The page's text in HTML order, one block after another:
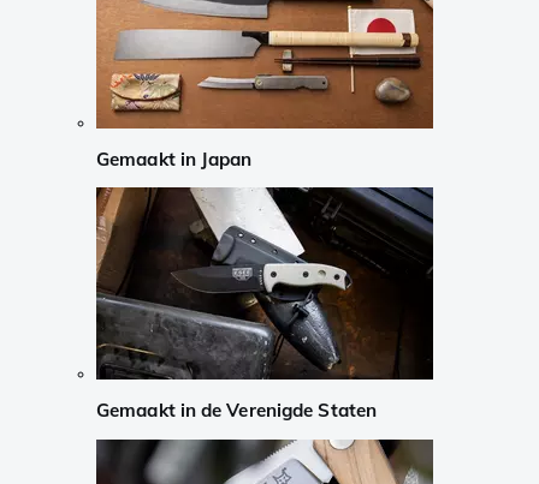
Gemaakt in Japan
Gemaakt in de Verenigde Staten